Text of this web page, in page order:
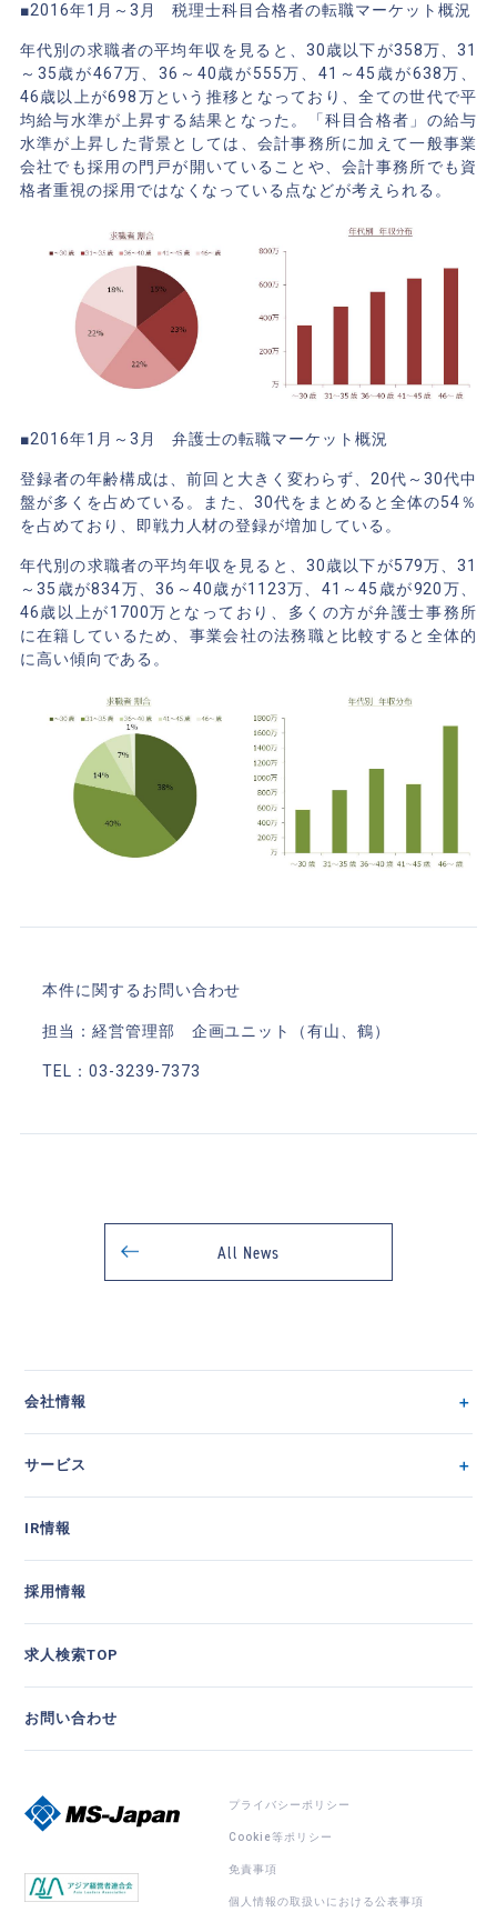
■2016年1月～3月 税理士科目合格者の転職マーケット概況
年代別の求職者の平均年収を見ると、30歳以下が358万、31
～35歳が467万、36～40歳が555万、41～45歳が638万、
46歳以上が698万という推移となっており、全ての世代で平
均給与水準が上昇する結果となった。「科目合格者」の給与
水準が上昇した背景としては、会計事務所に加えて一般事業
会社でも採用の門戸が開いていることや、会計事務所でも資
格者重視の採用ではなくなっている点などが考えられる。
■2016年1月～3月 弁護士の転職マーケット概況
登録者の年齢構成は、前回と大きく変わらず、20代～30代中
盤が多くを占めている。また、30代をまとめると全体の54％
を占めており、即戦力人材の登録が増加している。
年代別の求職者の平均年収を見ると、30歳以下が579万、31
～35歳が834万、36～40歳が1123万、41～45歳が920万、
46歳以上が1700万となっており、多くの方が弁護士事務所
に在籍しているため、事業会社の法務職と比較すると全体的
に高い傾向である。
本件に関するお問い合わせ
担当：経営管理部 企画ユニット（有山、鶴）
TEL：03-3239-7373
All News
会社情報
サービス
IR情報
採用情報
求人検索TOP
お問い合わせ
プライバシーポリシー
Cookie等ポリシー
免責事項
個人情報の取扱いにおける公表事項